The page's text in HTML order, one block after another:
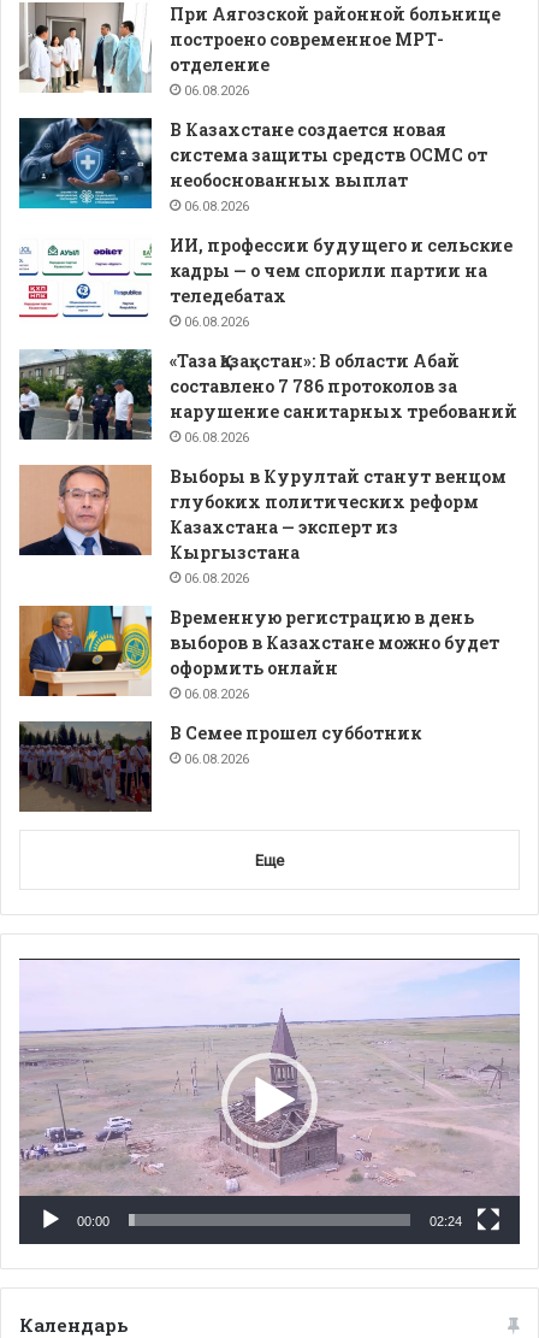
При Аягозской районной больнице
построено современное МРТ-
отделение
06.08.2026
В Казахстане создается новая
система защиты средств ОСМС от
необоснованных выплат
06.08.2026
ИИ, профессии будущего и сельские
кадры — о чем спорили партии на
теледебатах
06.08.2026
«Таза Қазақстан»: В области Абай
составлено 7 786 протоколов за
нарушение санитарных требований
06.08.2026
Выборы в Курултай станут венцом
глубоких политических реформ
Казахстана — эксперт из
Кыргызстана
06.08.2026
Временную регистрацию в день
выборов в Казахстане можно будет
оформить онлайн
06.08.2026
В Семее прошел субботник
06.08.2026
Еще
00:00 02:24
Календарь